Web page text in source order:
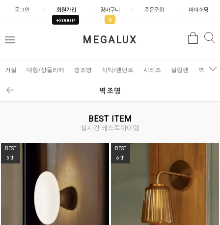
로그인 회원가입
+3000 P
장바구니
0
주문조회 마이쇼핑
MEGALUX
메
검
거실 대형/샹들리에 방조명 식탁/팬던트 시리즈 실링팬 벽조명
벽조명
BEST ITEM
실시간 베스트아이템
BEST
5 th
BEST
6 th